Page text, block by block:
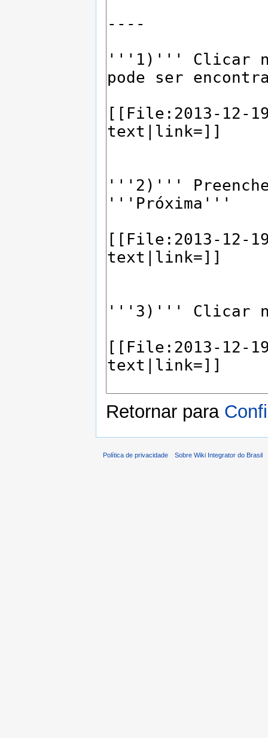
Retornar para
Política de privacidade Sobre Wiki Integrator do Brasil